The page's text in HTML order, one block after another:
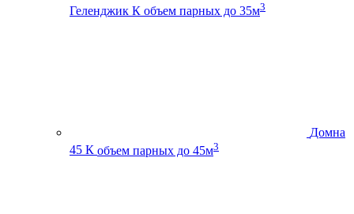
Геленджик К объем парных до 35м3
Домна
45 К объем парных до 45м3